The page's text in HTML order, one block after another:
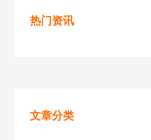
热门资讯
文章分类